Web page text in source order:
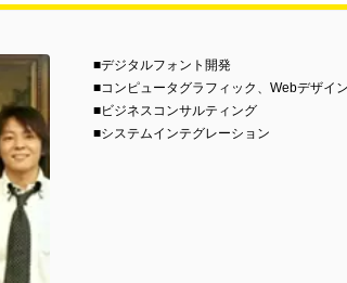
■デジタルフォント開発
■コンピュータグラフィック、Webデザイン
■ビジネスコンサルティング
■システムインテグレーション